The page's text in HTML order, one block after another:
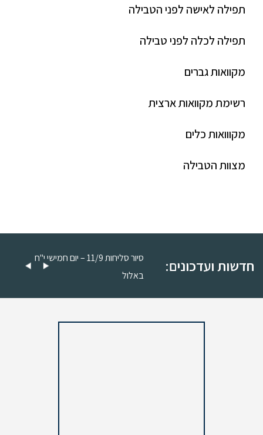
תפילה לאישה לפני הטבילה
תפילה לכלה לפני טבילה
מקוואות גברים
רשימת מקוואות ארצית
מקווואות כלים
מצוות הטבילה
חדשות ועדכונים:
סיור סליחות 11/9 – יום חמישי י"ח
באלול